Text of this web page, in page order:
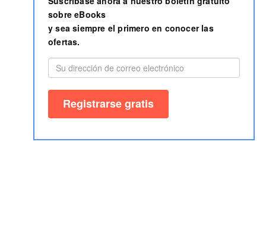
sobre eBooks
y sea siempre el primero en conocer las
ofertas.